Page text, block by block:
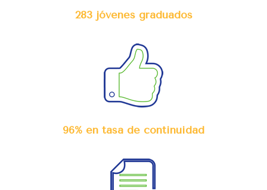
283 jóvenes graduados
96% en tasa de continuidad